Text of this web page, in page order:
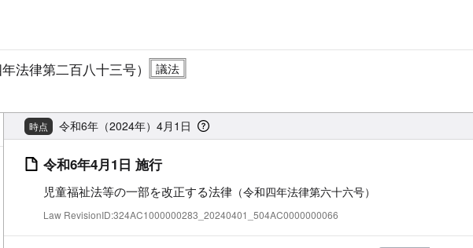
法律第二百八十三号）
時点 令和6年（2024年）4月1日
令和6年4月1日 施行
児童福祉法等の一部を改正する法律 （令和四年法律第六十六号）
Law RevisionID:324AC1000000283_20240401_504AC0000000066